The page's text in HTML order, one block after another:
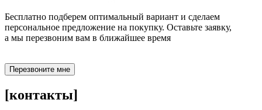
Бесплатно подберем оптимальный вариант и сделаем
персональное предложение на покупку. Оставьте заявку,
а мы перезвоним вам в ближайшее время
Перезвоните мне
[контакты]